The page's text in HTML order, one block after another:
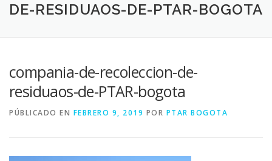
DE-RESIDUAOS-DE-PTAR-BOGOTA
compania-de-recoleccion-de-
residuaos-de-PTAR-bogota
PÚBLICADO EN FEBRERO 9, 2019 POR PTAR BOGOTA